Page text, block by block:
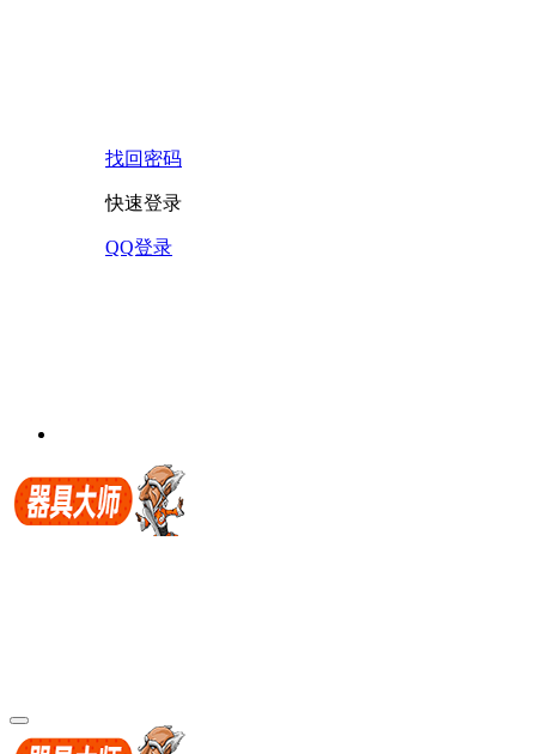
找回密码
快速登录
QQ登录